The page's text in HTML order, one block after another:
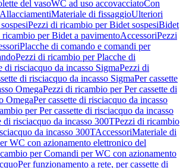
del vasoWC ad uso accovacciatoCon
AllacciamentiMateriale di fissaggioUlteriori
Pezzi di ricambio per Bidet sospesiBidet
ricambio per Bidet a pavimentoAccessoriPezzi
Placche di comando e comandi per
Pezzi di ricambio per Placche di
di risciacquo da incasso SigmaPezzi di
di risciacquo da incasso SigmaPer cassette
OmegaPezzi di ricambio per Per cassette di
OmegaPer cassette di risciacquo da incasso
per Per cassette di risciacquo da incasso
di risciacquo da incasso 300TPezzi di ricambio
da incasso 300TAccessoriMateriale di
WC con azionamento elettronico del
per Comandi per WC con azionamento
Per funzionamento a rete, per cassette di